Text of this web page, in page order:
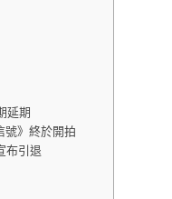
延期
號》終於開拍
布引退